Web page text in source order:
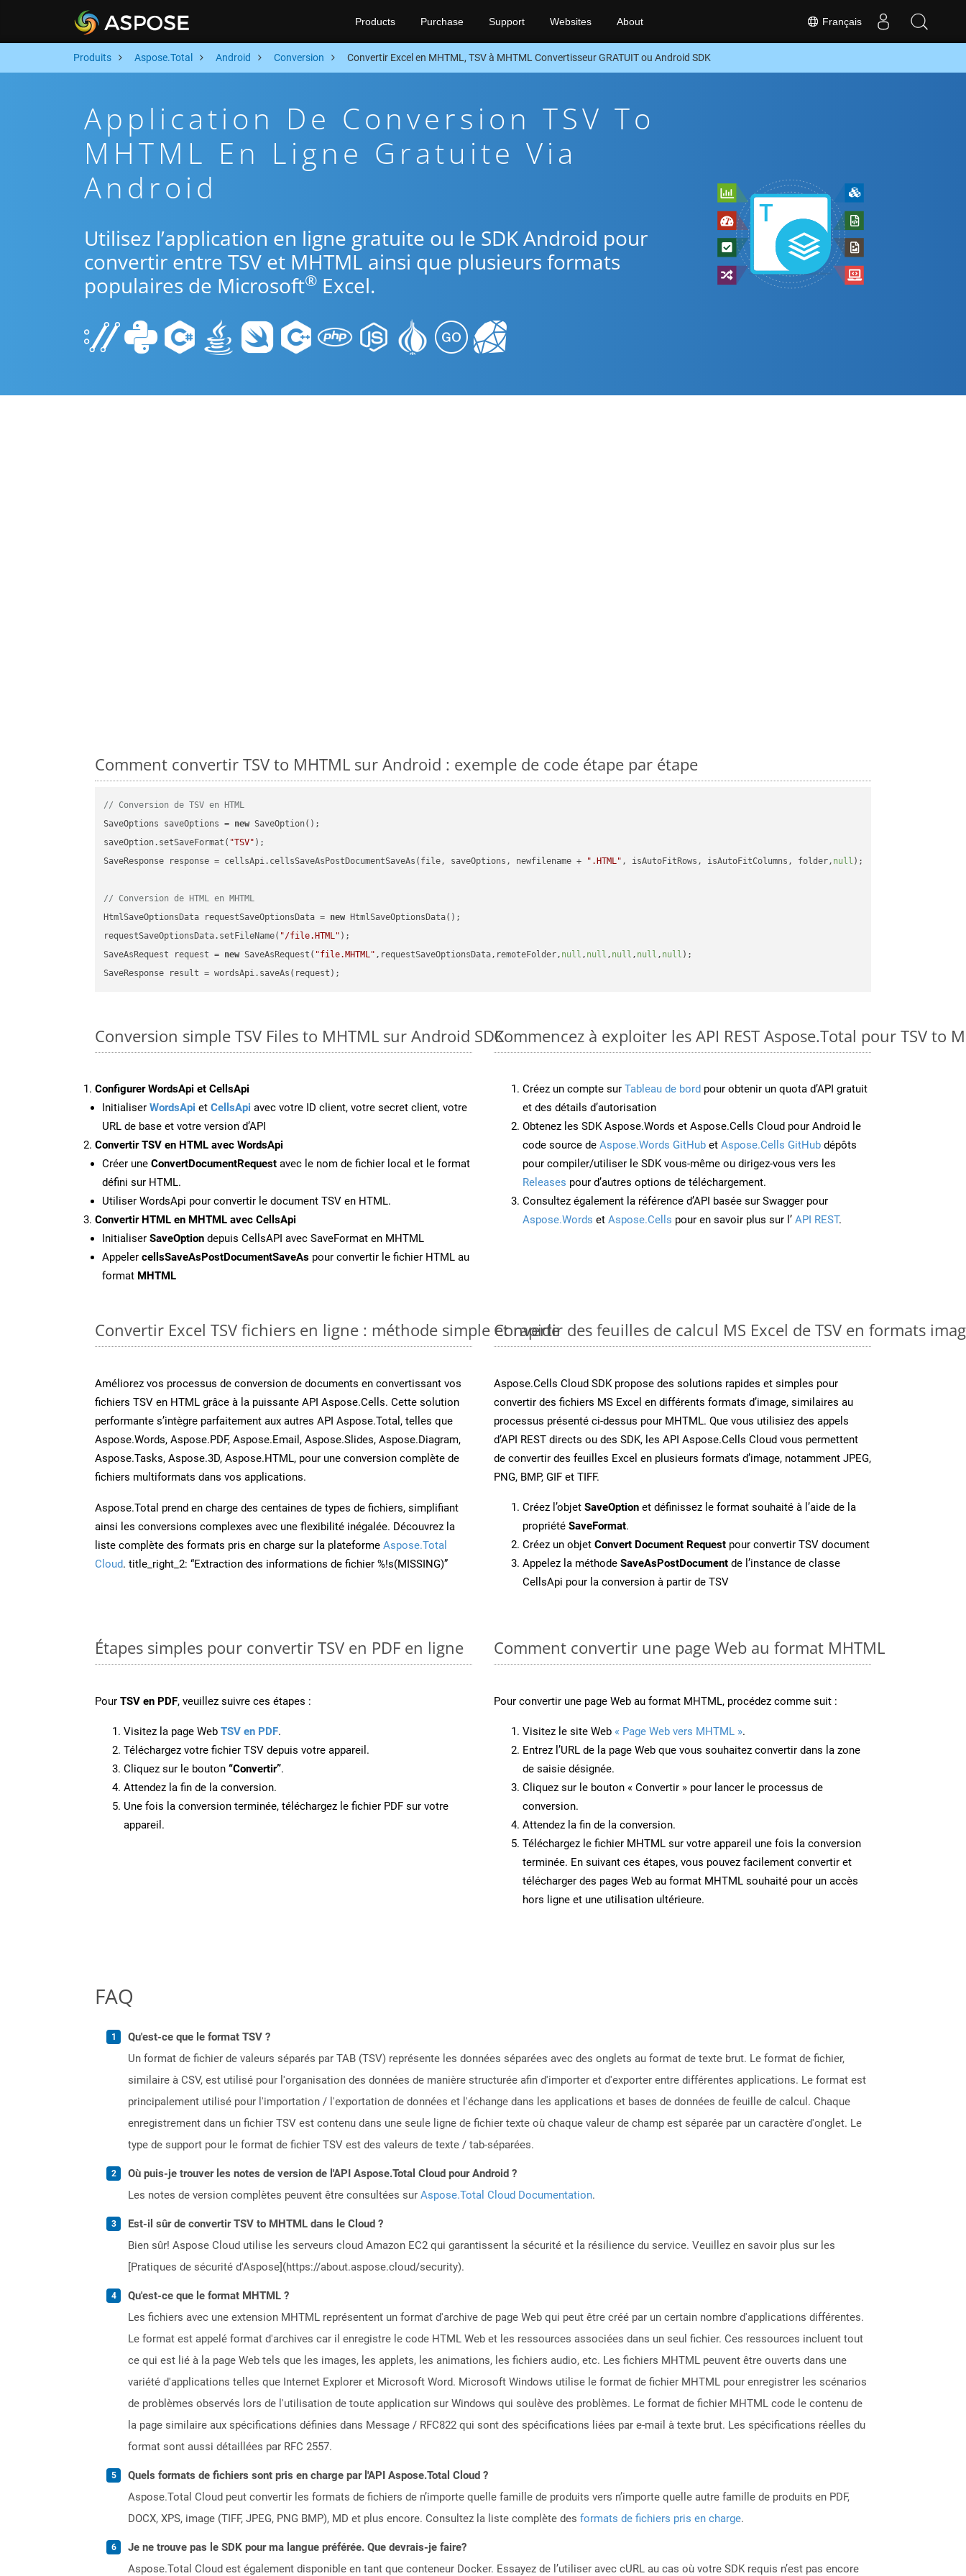
Français
Products Purchase Support Websites About
Produits Aspose.Total Android Conversion Convertir Excel en MHTML, TSV à MHTML Convertisseur GRATUIT ou Android SDK
Application De Conversion TSV To
MHTML En Ligne Gratuite Via
Android
Utilisez l’application en ligne gratuite ou le SDK Android pour
convertir entre TSV et MHTML ainsi que plusieurs formats
populaires de Microsoft® Excel.
Comment convertir TSV to MHTML sur Android : exemple de code étape par étape
// Conversion de TSV en HTML
SaveOptions saveOptions = new SaveOption();
saveOption.setSaveFormat( "TSV" );
SaveResponse response = cellsApi.cellsSaveAsPostDocumentSaveAs(file, saveOptions, newfilename +
".HTML" , isAutoFitRows, isAutoFitColumns, folder, null );
// Conversion de HTML en MHTML
HtmlSaveOptionsData requestSaveOptionsData = new HtmlSaveOptionsData();
requestSaveOptionsData.setFileName( "/file.HTML" );
SaveAsRequest request = new SaveAsRequest( "file.MHTML" ,requestSaveOptionsData,remoteFolder, null , null , null , null , null );
Conversion simple TSV Files to MHTML sur Android SDK
Configurer WordsApi et CellsApi
Initialiser WordsApi et CellsApi avec votre ID client, votre secret client, votre
URL de base et votre version d’API
Convertir TSV en HTML avec WordsApi
Créer une ConvertDocumentRequest avec le nom de fichier local et le format
défini sur HTML.
Utiliser WordsApi pour convertir le document TSV en HTML.
Convertir HTML en MHTML avec CellsApi
Initialiser SaveOption depuis CellsAPI avec SaveFormat en MHTML
Appeler cellsSaveAsPostDocumentSaveAs pour convertir le fichier HTML au
format MHTML
Commencez à exploiter les API REST Aspose.Total pour TSV to
Créez un compte sur Tableau de bord pour obtenir un quota d’API gratuit
et des détails d’autorisation
Obtenez les SDK Aspose.Words et Aspose.Cells Cloud pour Android le
code source de Aspose.Words GitHub et Aspose.Cells GitHub dépôts
pour compiler/utiliser le SDK vous-même ou dirigez-vous vers les
Releases pour d’autres options de téléchargement.
Consultez également la référence d’API basée sur Swagger pour
Aspose.Words et Aspose.Cells pour en savoir plus sur l’ API REST.
Convertir Excel TSV fichiers en ligne : méthode simple et rapide
Améliorez vos processus de conversion de documents en convertissant vos
fichiers TSV en HTML grâce à la puissante API Aspose.Cells. Cette solution
performante s’intègre parfaitement aux autres API Aspose.Total, telles que
Aspose.Words, Aspose.PDF, Aspose.Email, Aspose.Slides, Aspose.Diagram,
Aspose.Tasks, Aspose.3D, Aspose.HTML, pour une conversion complète de
fichiers multiformats dans vos applications.
Aspose.Total prend en charge des centaines de types de fichiers, simplifiant
ainsi les conversions complexes avec une flexibilité inégalée. Découvrez la
liste complète des formats pris en charge sur la plateforme Aspose.Total
Cloud. title_right_2: “Extraction des informations de fichier %!s(MISSING)”
Convertir des feuilles de calcul MS Excel de TSV en formats
Aspose.Cells Cloud SDK propose des solutions rapides et simples pour
convertir des fichiers MS Excel en différents formats d’image, similaires au
processus présenté ci-dessus pour MHTML. Que vous utilisiez des appels
d’API REST directs ou des SDK, les API Aspose.Cells Cloud vous permettent
de convertir des feuilles Excel en plusieurs formats d’image, notamment JPEG,
PNG, BMP, GIF et TIFF.
Créez l’objet SaveOption et définissez le format souhaité à l’aide de la
propriété SaveFormat.
Créez un objet Convert Document Request pour convertir TSV document
Appelez la méthode SaveAsPostDocument de l’instance de classe
CellsApi pour la conversion à partir de TSV
Étapes simples pour convertir TSV en PDF en ligne
Pour TSV en PDF, veuillez suivre ces étapes :
Visitez la page Web TSV en PDF.
Téléchargez votre fichier TSV depuis votre appareil.
Cliquez sur le bouton “Convertir”.
Attendez la fin de la conversion.
Une fois la conversion terminée, téléchargez le fichier PDF sur votre
appareil.
Comment convertir une page Web au format MHTML
Pour convertir une page Web au format MHTML, procédez comme suit :
Visitez le site Web « Page Web vers MHTML ».
Entrez l’URL de la page Web que vous souhaitez convertir dans la zone
de saisie désignée.
Cliquez sur le bouton « Convertir » pour lancer le processus de
conversion.
Attendez la fin de la conversion.
Téléchargez le fichier MHTML sur votre appareil une fois la conversion
terminée. En suivant ces étapes, vous pouvez facilement convertir et
télécharger des pages Web au format MHTML souhaité pour un accès
hors ligne et une utilisation ultérieure.
FAQ
Qu'est-ce que le format TSV ?
Un format de fichier de valeurs séparés par TAB (TSV) représente les données séparées avec des onglets au format de texte brut. Le format de fichier,
similaire à CSV, est utilisé pour l'organisation des données de manière structurée afin d'importer et d'exporter entre différentes applications. Le format est
principalement utilisé pour l'importation / l'exportation de données et l'échange dans les applications et bases de données de feuille de calcul. Chaque
enregistrement dans un fichier TSV est contenu dans une seule ligne de fichier texte où chaque valeur de champ est séparée par un caractère d'onglet. Le
type de support pour le format de fichier TSV est des valeurs de texte / tab-séparées.
Où puis-je trouver les notes de version de l'API Aspose.Total Cloud pour Android ?
Les notes de version complètes peuvent être consultées sur Aspose.Total Cloud Documentation.
Est-il sûr de convertir TSV to MHTML dans le Cloud ?
Bien sûr! Aspose Cloud utilise les serveurs cloud Amazon EC2 qui garantissent la sécurité et la résilience du service. Veuillez en savoir plus sur les
[Pratiques de sécurité d'Aspose](https://about.aspose.cloud/security).
Qu'est-ce que le format MHTML ?
Les fichiers avec une extension MHTML représentent un format d'archive de page Web qui peut être créé par un certain nombre d'applications différentes.
Le format est appelé format d'archives car il enregistre le code HTML Web et les ressources associées dans un seul fichier. Ces ressources incluent tout
ce qui est lié à la page Web tels que les images, les applets, les animations, les fichiers audio, etc. Les fichiers MHTML peuvent être ouverts dans une
variété d'applications telles que Internet Explorer et Microsoft Word. Microsoft Windows utilise le format de fichier MHTML pour enregistrer les scénarios
de problèmes observés lors de l'utilisation de toute application sur Windows qui soulève des problèmes. Le format de fichier MHTML code le contenu de
la page similaire aux spécifications définies dans Message / RFC822 qui sont des spécifications liées par e-mail à texte brut. Les spécifications réelles du
format sont aussi détaillées par RFC 2557.
Quels formats de fichiers sont pris en charge par l'API Aspose.Total Cloud ?
Aspose.Total Cloud peut convertir les formats de fichiers de n’importe quelle famille de produits vers n’importe quelle autre famille de produits en PDF,
DOCX, XPS, image (TIFF, JPEG, PNG BMP), MD et plus encore. Consultez la liste complète des formats de fichiers pris en charge.
Je ne trouve pas le SDK pour ma langue préférée. Que devrais-je faire?
Aspose.Total Cloud est également disponible en tant que conteneur Docker. Essayez de l’utiliser avec cURL au cas où votre SDK requis n’est pas encore